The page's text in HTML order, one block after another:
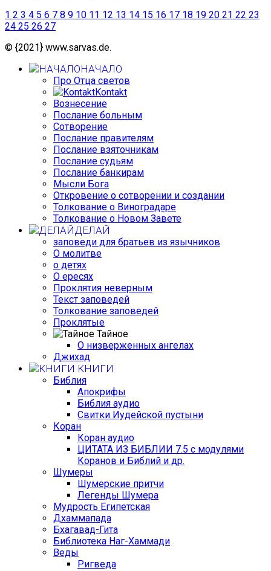
1 2 3 4 5 6 7 8 9 10 11 12 13 14 15 16 17 18 19 20 21 22 23
24 25 26 27
© {2021} www.sarvas.de.
НАЧАЛО
Про Отца светов
Kontakt
Вознесение
Послание больным
Сотворение
Послание правителям
Послание взяточникам
Послание судьям
Послание банкирам
Мысли Бога
Откровение о сотворении и создании
Толкование о Виноградаре
Толкование о Новом Завете
ДЕЛАЙ
заповеди для братьев из язычников
О молитве
о детях
О ересях
Проклятия неверным
Текст заповедей
Толкование заповедей
Проклятые
Тайное
О низверженных ангелах
Джихад
КНИГИ
Библия
Апокрифы
Библия аудио
Свитки Иудейской пустыни
Коран
Коран аудио
ЦИТАТА ИЗ БИБЛИИ 7.5 с модулями
Коранов и Библий и др.
Шумеры
Шумерские притчи
Легенды Шумера
Мудрость Египетская
Дхаммапада
Бхагавад-Гита
Библиотека Наг-Хаммади
Веды
Ригведа